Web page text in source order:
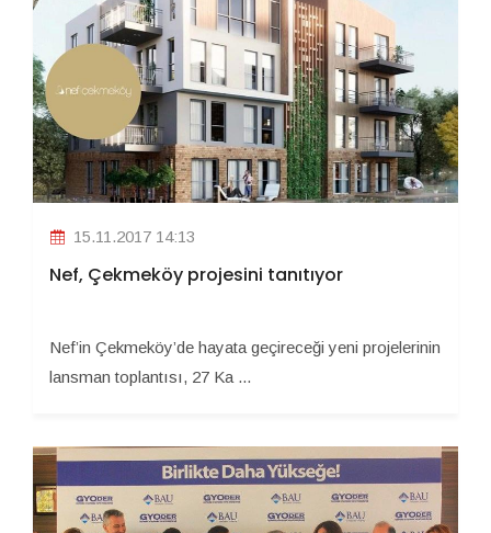
15.11.2017 14:13
Nef, Çekmeköy projesini tanıtıyor
Nef’in Çekmeköy’de hayata geçireceği yeni projelerinin
lansman toplantısı, 27 Ka ...